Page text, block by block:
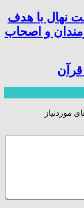
نهال با هدف
و اصحاب
موردنیاز